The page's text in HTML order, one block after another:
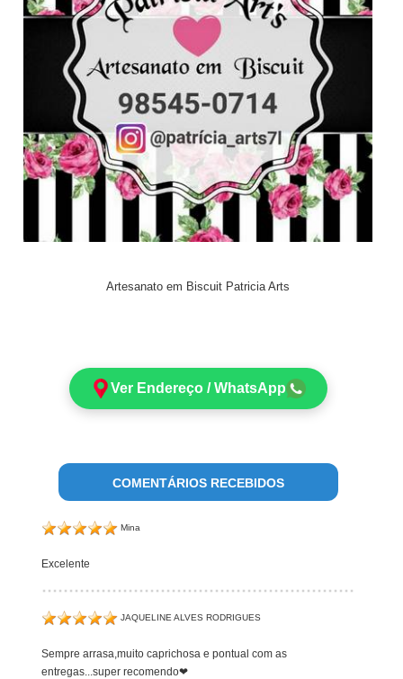
Artesanato em Biscuit Patricia Arts
Ver Endereço / WhatsApp
COMENTÁRIOS RECEBIDOS
Mina
Excelente
JAQUELINE ALVES RODRIGUES
Sempre arrasa,muito caprichosa e pontual com as
entregas...super recomendo❤